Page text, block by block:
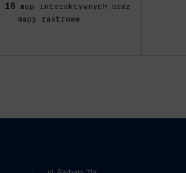
16 map interaktywnych oraz
mapy rastrowe